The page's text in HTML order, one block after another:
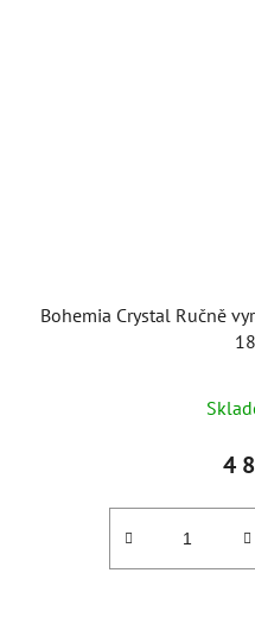
Bohemia Crystal Ručně
4